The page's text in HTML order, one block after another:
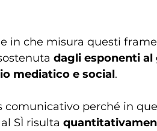
in che misura questi
dagli esponenti al
mediatico e social.
comunicativo perché in
SÌ risulta